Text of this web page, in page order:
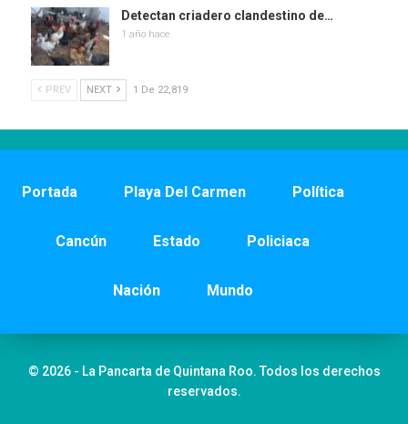
Detectan criadero clandestino de…
1 año hace
PREV NEXT 1 De 22,819
Portada Playa Del Carmen Política
Cancún Estado Policiaca
Nación Mundo
© 2026 - La Pancarta de Quintana Roo. Todos los derechos
reservados.